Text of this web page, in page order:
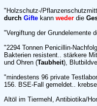
"Holzschutz-/
durch Gifte kann weder die
"Vergiftung der Grundelemente
"2294 Tonnen Penicillin-
Bakterien resistent.. stärkere
und Ohren (Taubheit),
"mindestens 96 private
156. BSE-Fall gemeldet..
Altöl im Tiermehl, Antibiotika/